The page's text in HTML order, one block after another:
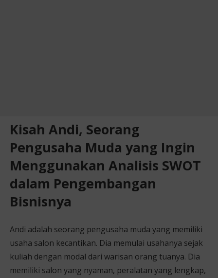
Kisah Andi, Seorang
Pengusaha Muda yang Ingin
Menggunakan Analisis SWOT
dalam Pengembangan
Bisnisnya
Andi adalah seorang pengusaha muda yang memiliki
usaha salon kecantikan. Dia memulai usahanya sejak
kuliah dengan modal dari warisan orang tuanya. Dia
memiliki salon yang nyaman, peralatan yang lengkap,